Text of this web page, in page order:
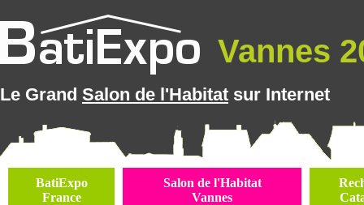
Vannes
Le Grand Salon de l'Habitat sur Internet
BatiExpo
France
Salon de l'Habitat
Vannes